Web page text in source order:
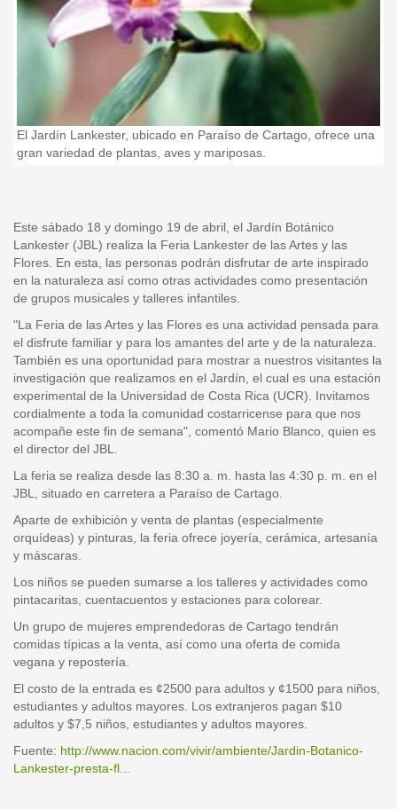
El Jardín Lankester, ubicado en Paraíso de Cartago, ofrece una
gran variedad de plantas, aves y mariposas.
Este sábado 18 y domingo 19 de abril, el Jardín Botánico
Lankester (JBL) realiza la Feria Lankester de las Artes y las
Flores. En esta, las personas podrán disfrutar de arte inspirado
en la naturaleza así como otras actividades como presentación
de grupos musicales y talleres infantiles.
"La Feria de las Artes y las Flores es una actividad pensada para
el disfrute familiar y para los amantes del arte y de la naturaleza.
También es una oportunidad para mostrar a nuestros visitantes la
investigación que realizamos en el Jardín, el cual es una estación
experimental de la Universidad de Costa Rica (UCR). Invitamos
cordialmente a toda la comunidad costarricense para que nos
acompañe este fin de semana", comentó Mario Blanco, quien es
el director del JBL.
La feria se realiza desde las 8:30 a. m. hasta las 4:30 p. m. en el
JBL, situado en carretera a Paraíso de Cartago.
Aparte de exhibición y venta de plantas (especialmente
orquídeas) y pinturas, la feria ofrece joyería, cerámica, artesanía
y máscaras.
Los niños se pueden sumarse a los talleres y actividades como
pintacaritas, cuentacuentos y estaciones para colorear.
Un grupo de mujeres emprendedoras de Cartago tendrán
comidas típicas a la venta, así como una oferta de comida
vegana y repostería.
El costo de la entrada es ¢2500 para adultos y ¢1500 para niños,
estudiantes y adultos mayores. Los extranjeros pagan $10
adultos y $7,5 niños, estudiantes y adultos mayores.
Fuente: http://www.nacion.com/vivir/ambiente/Jardin-Botanico-
Lankester-presta-fl...